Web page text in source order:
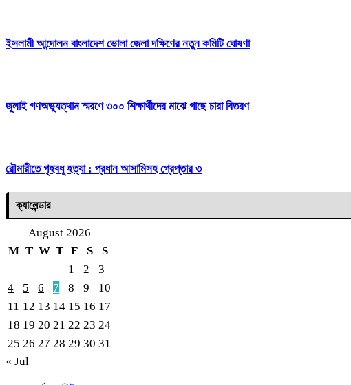
ইসলামী আন্দোলন বাংলাদেশ ভোলা জেলা দক্ষিণের নতুন কমিটি ঘোষণা
জুলাই গণঅভ্যুত্থান স্মরণে ৩০০ শিক্ষার্থীদের মাঝে গাছে চারা বিতরণ
রৌমারীতে গৃহবধূ হত্যা : প্রধান আসামিসহ গ্রেপ্তার ৩
ক্যালেন্ডার
August 2026
M T W T F S
S
1
2
3
4
5 6 7 8 9
10
11 12 13 14 15 16 17
18 19 20 21 22 23 24
25 26 27 28 29 30 31
« Jul